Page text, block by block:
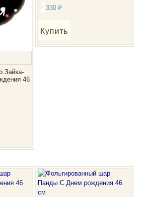
Зайка-
46
330 ₽
Купить